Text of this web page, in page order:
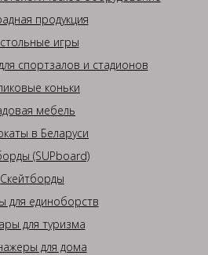
продукция
игры
спортзалов и стадионов
коньки
мебель
в Беларуси
(SUPboard)
Скейтборды
для единоборств
для туризма
для дома